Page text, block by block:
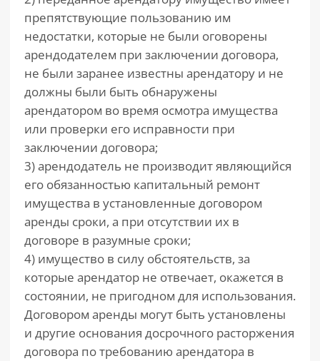
препятствующие пользованию им
недостатки, которые не были оговорены
арендодателем при заключении договора,
не были заранее известны арендатору и не
должны были быть обнаружены
арендатором во время осмотра имущества
или проверки его исправности при
заключении договора;
3) арендодатель не производит являющийся
его обязанностью капитальный ремонт
имущества в установленные договором
аренды сроки, а при отсутствии их в
договоре в разумные сроки;
4) имущество в силу обстоятельств, за
которые арендатор не отвечает, окажется в
состоянии, не пригодном для использования.
Договором аренды могут быть установлены
и другие основания досрочного расторжения
договора по требованию арендатора в